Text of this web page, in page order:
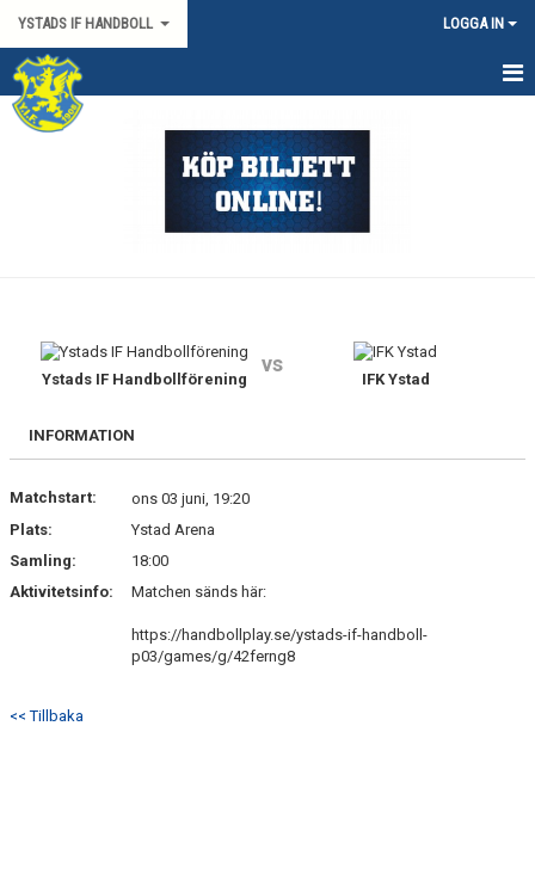
YSTADS IF HANDBOLL LOGGA IN
HEM
MATCHER
HYRA HIMMAPLAN
ÖVRIGT
YIF:S NOSTALGOTEK
MEDLEMSKAP
Ystads IF Handbollförening
vs
IFK Ystad
INFORMATION
Matchstart:
ons 03 juni, 19:20
Plats:
Ystad Arena
Samling:
18:00
Aktivitetsinfo:
Matchen sänds här:
https://handbollplay.se/ystads-if-handboll-
p03/games/g/42ferng8
<< Tillbaka